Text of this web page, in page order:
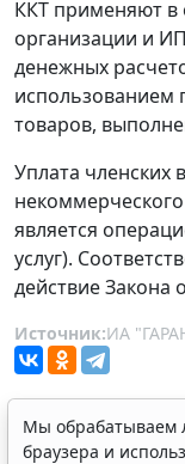
ККТ применяют в
организации и
денежных
использованием
товаров,
Уплата членских
является
услуг).
действие Закона
Источник:ИА
Мы обрабатываем
браузера и